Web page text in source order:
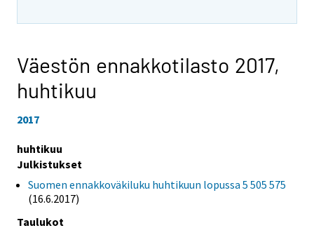
Väestön ennakkotilasto 2017,
huhtikuu
2017
huhtikuu
Julkistukset
Suomen ennakkoväkiluku huhtikuun lopussa 5 505 575
(16.6.2017)
Taulukot